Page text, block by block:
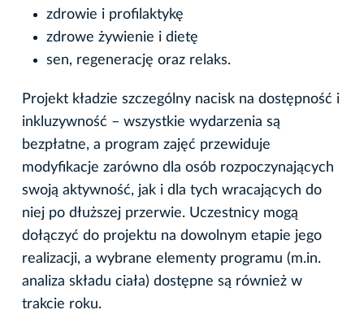
zdrowie i profilaktykę
zdrowe żywienie i dietę
sen, regenerację oraz relaks.
Projekt kładzie szczególny nacisk na dostępność i
inkluzywność – wszystkie wydarzenia są
bezpłatne, a program zajęć przewiduje
modyfikacje zarówno dla osób rozpoczynających
swoją aktywność, jak i dla tych wracających do
niej po dłuższej przerwie. Uczestnicy mogą
dołączyć do projektu na dowolnym etapie jego
realizacji, a wybrane elementy programu (m.in.
analiza składu ciała) dostępne są również w
trakcie roku.